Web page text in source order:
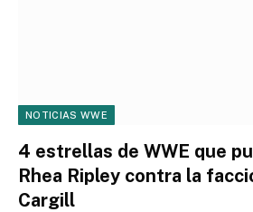
NOTICIAS WWE
4 estrellas de WWE que
Rhea Ripley contra la
Cargill